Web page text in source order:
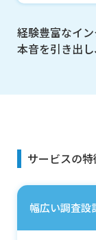
経験豊富なイ
本音を引き出し
サービスの特
幅広い調査設